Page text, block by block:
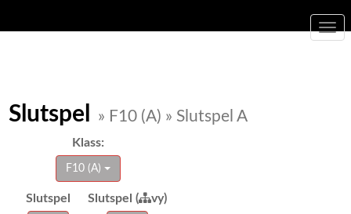
Slutspel » F10 (A) » Slutspel A
Klass:
F10 (A)
Slutspel Slutspel ( vy)